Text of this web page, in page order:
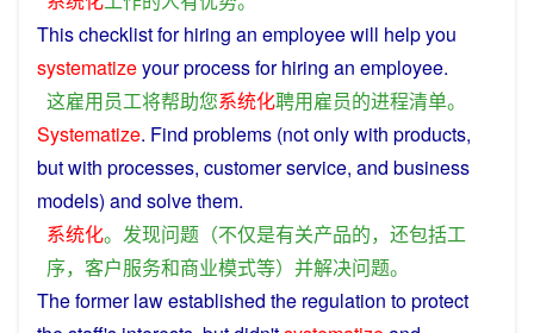
Thischecklistfor hiring an employeewill helpyou
systematizeyourprocessforhiring an employee.
这雇用员工将帮助您系统化聘用雇员的进程清单。
Systematize. Find problems (not only with products,
but with processes, customerservice, and business
models) and solvethem.
系统化。 发现问题 （不仅是有关产品的， 还包括工
序， 客户服务和商业模式等） 并解决问题。
Theformer lawestablished the regulation toprotect